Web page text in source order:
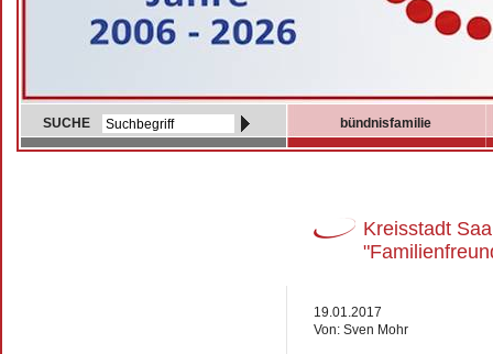
SUCHE bündnisfamilie
Kreisstadt
19.01.2017
Von: Sven Mohr